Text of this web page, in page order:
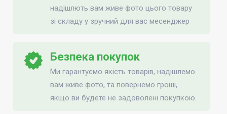
надішлють вам живе фото цього товару
зі складу у зручний для вас месенджер
Безпека покупок
Ми гарантуємо якість товарів, надішлемо
вам живе фото, та повернемо гроші,
якщо ви будете не задоволені покупкою.